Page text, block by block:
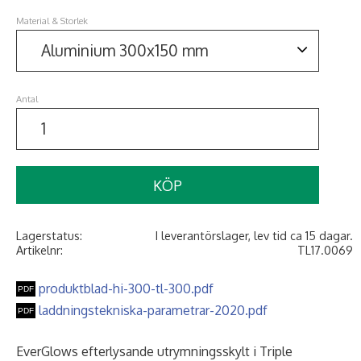
Material & Storlek
Antal
KÖP
Lagerstatus
I leverantörslager, lev tid ca 15 dagar.
Artikelnr
TL17.0069
produktblad-hi-300-tl-300.pdf
laddningstekniska-parametrar-2020.pdf
EverGlows efterlysande utrymningsskylt i Triple